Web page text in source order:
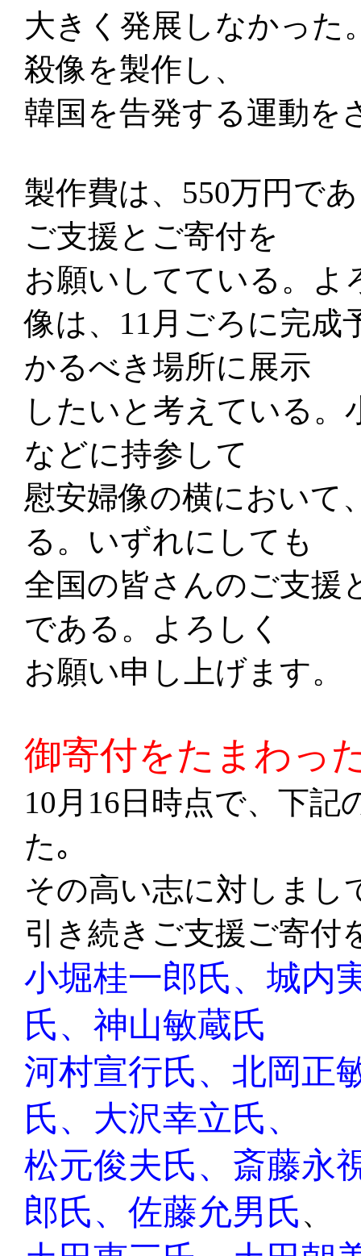
大きく発展しなかった
殺像を製作し、
韓国を告発する運動を
製作費は、550万円で
ご支援とご寄付を
お願いしてている。よ
像は、11月ごろに完成
かるべき場所に展示
したいと考えている
などに持参して
慰安婦像の横において
る。いずれにしても
全国の皆さんのご支援
である。よろしく
お願い申し上げます。
御寄付をたまわっ
10月16日時点で、下
た｡
その高い志に対しまし
引き続きご支援ご寄付
小堀桂一郎氏、城内
氏、 神山敏蔵氏
河村宣行氏、 北岡正
氏、大沢幸立氏、
松元俊夫氏、斎藤永
郎氏、佐藤允男氏、